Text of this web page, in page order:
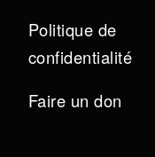
Politique de
confidentialité
Faire un don